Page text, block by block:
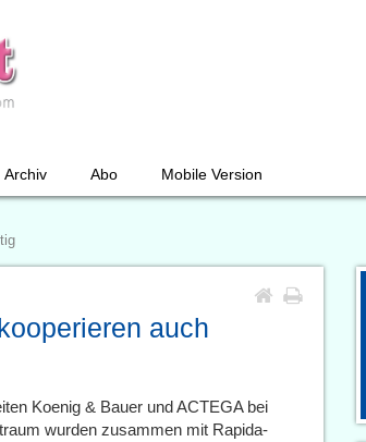
Archiv Abo Mobile Version
auch
Koenig & Bauer und ACTEGA bei
wurden zusammen mit Rapida-